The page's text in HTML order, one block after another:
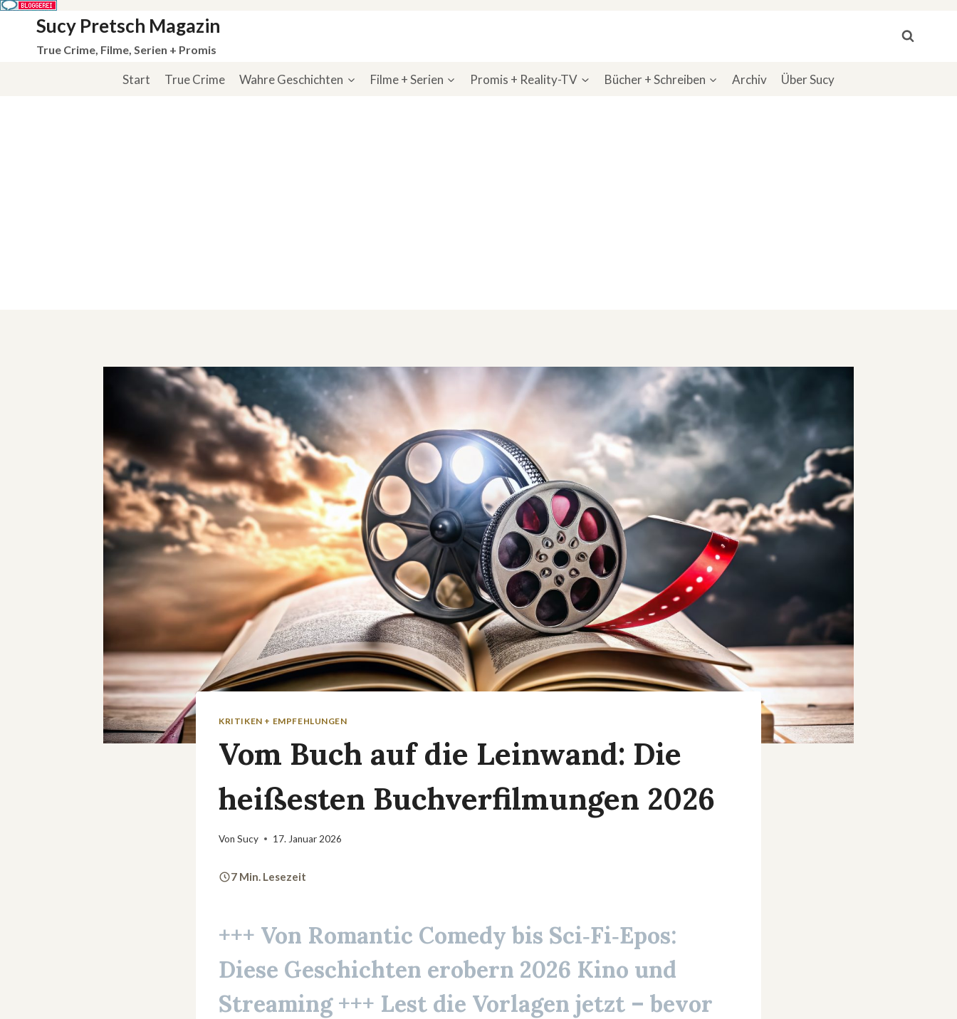
springen
Sucy Pretsch Magazin
True Crime, Filme, Serien + Promis
Start True Crime Wahre Geschichten Filme + Serien Promis + Reality-TV Bücher + Schreiben Archiv Über Sucy
KRITIKEN + EMPFEHLUNGEN
Vom Buch auf die Leinwand: Die
heißesten Buchverfilmungen 2026
Von Sucy 17. Januar 2026
7 Min. Lesezeit
+++ Von Romantic Comedy bis Sci‑Fi‑Epos:
Diese Geschichten erobern 2026 Kino und
Streaming +++ Lest die Vorlagen jetzt – bevor